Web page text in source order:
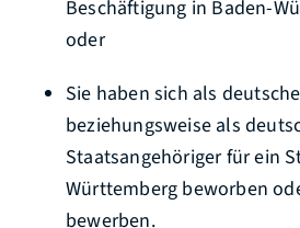
Beschäftigung in Baden-
oder
Sie haben sich als
beziehungsweise als
Staatsangehöriger für ein
Württemberg beworben
bewerben.